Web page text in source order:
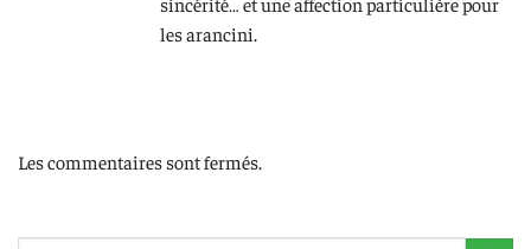
les arancini.
Les commentaires sont fermés.